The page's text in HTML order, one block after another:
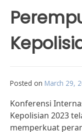
Posted on March 29,
Konferensi
Kepolisian 2023
memperkuat